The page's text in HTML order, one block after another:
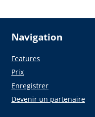
Navigation
Features
Prix
Enregistrer
Devenir un partenaire